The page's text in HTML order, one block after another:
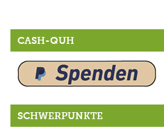
CASH-QUH
SCHWERPUNKTE